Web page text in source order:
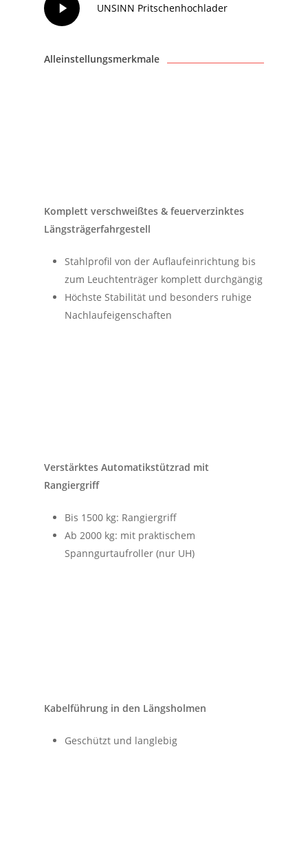
Video
UNSINN Pritschenhochlader
Alleinstellungsmerkmale
Komplett verschweißtes & feuerverzinktes
Längsträgerfahrgestell
Stahlprofil von der Auflaufeinrichtung bis
zum Leuchtenträger komplett durchgängig
Höchste Stabilität und besonders ruhige
Nachlaufeigenschaften
Verstärktes Automatikstützrad mit
Rangiergriff
Bis 1500 kg: Rangiergriff
Ab 2000 kg: mit praktischem
Spanngurtaufroller (nur UH)
Kabelführung in den Längsholmen
Geschützt und langlebig